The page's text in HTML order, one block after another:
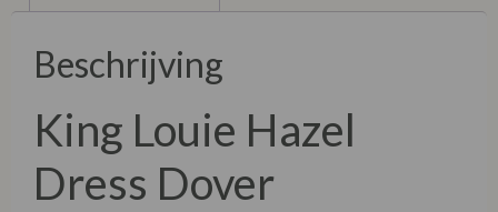
Beschrijving
King Louie Hazel
Dress Dover